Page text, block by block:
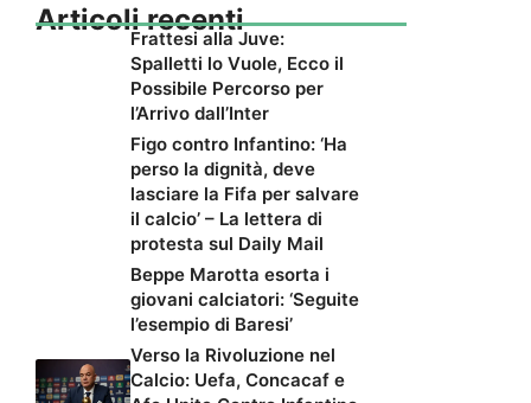
Articoli recenti
Frattesi alla Juve:
Spalletti lo Vuole, Ecco il
Possibile Percorso per
l’Arrivo dall’Inter
Figo contro Infantino: ‘Ha
perso la dignità, deve
lasciare la Fifa per salvare
il calcio’ – La lettera di
protesta sul Daily Mail
Beppe Marotta esorta i
giovani calciatori: ‘Seguite
l’esempio di Baresi’
Verso la Rivoluzione nel
Calcio: Uefa, Concacaf e